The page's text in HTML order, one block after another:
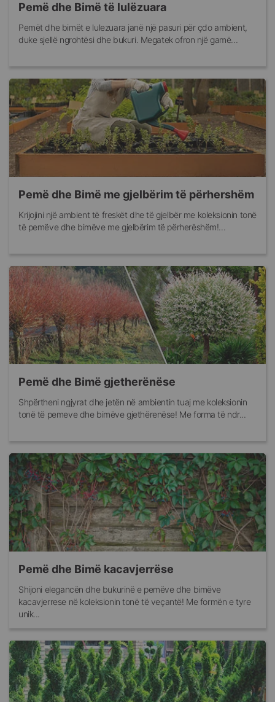
Pemë dhe Bimë të lulëzuara
Pemët dhe bimët e lulezuara janë një pasuri për çdo ambient,
duke sjellë ngrohtësi dhe bukuri. Megatek ofron një gamë...
Pemë dhe Bimë me gjelbërim të përhershëm
Krijojini një ambient të freskët dhe të gjelbër me koleksionin tonë
të pemëve dhe bimëve me gjelbërim të përherëshëm!...
Pemë dhe Bimë gjetherënëse
Shpërtheni ngjyrat dhe jetën në ambientin tuaj me koleksionin
tonë të pemeve dhe bimëve gjethërenëse! Me forma të ndr...
Pemë dhe Bimë kacavjerrëse
Shijoni elegancën dhe bukurinë e pemëve dhe bimëve
kacavjerrese në koleksionin tonë të veçantë! Me formën e tyre
unik...